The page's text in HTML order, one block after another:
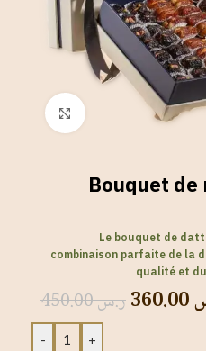
Click to enlarge
Bouquet
Le bouquet de
combinaison parfaite de la
qualité et
ر.س450.00
- +